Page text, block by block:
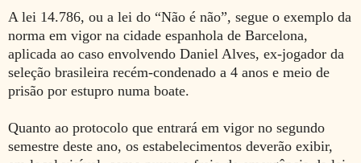
A lei 14.786, ou a lei do “Não é não”, segue o exemplo da
norma em vigor na cidade espanhola de Barcelona,
aplicada ao caso envolvendo Daniel Alves, ex-jogador da
seleção brasileira recém-condenado a 4 anos e meio de
prisão por estupro numa boate.
Quanto ao protocolo que entrará em vigor no segundo
semestre deste ano, os estabelecimentos deverão exibir,